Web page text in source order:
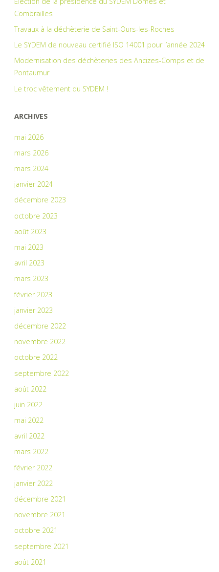
Combrailles
Travaux à la déchèterie de Saint-Ours-les-Roches
Le SYDEM de nouveau certifié ISO 14001 pour l’année 2024
Modernisation des déchèteries des Ancizes-Comps et de
Pontaumur
Le troc vêtement du SYDEM !
ARCHIVES
mai 2026
mars 2026
mars 2024
janvier 2024
décembre 2023
octobre 2023
août 2023
mai 2023
avril 2023
mars 2023
février 2023
janvier 2023
décembre 2022
novembre 2022
octobre 2022
septembre 2022
août 2022
juin 2022
mai 2022
avril 2022
mars 2022
février 2022
janvier 2022
décembre 2021
novembre 2021
octobre 2021
septembre 2021
août 2021